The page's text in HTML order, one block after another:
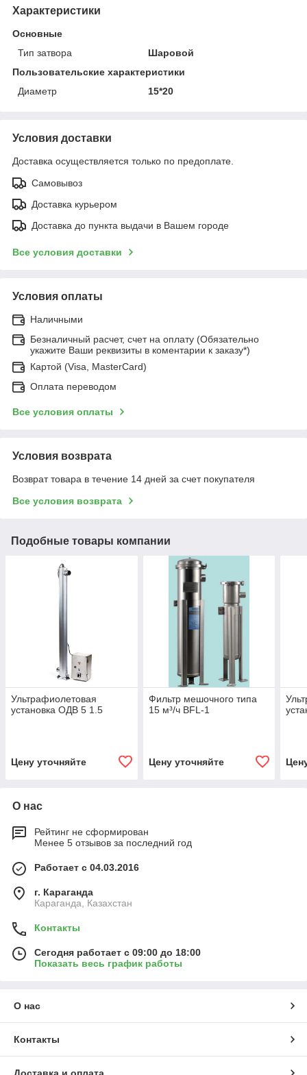
Характеристики
Основные
Тип затвора
Шаровой
Пользовательские характеристики
Диаметр
15*20
Условия доставки
Доставка осуществляется только по предоплате.
Самовывоз
Доставка курьером
Доставка до пункта выдачи в Вашем городе
Все условия доставки
Условия оплаты
Наличными
Безналичный расчет, счет на оплату (Обязательно
укажите Ваши реквизиты в коментарии к заказу*)
Картой (Visa, MasterCard)
Оплата переводом
Все условия оплаты
Условия возврата
Возврат товара в течение 14 дней за счет покупателя
Все условия возврата
Подобные товары компании
Ультрафиолетовая
установка ОДВ 5 1.5
Цену уточняйте
Фильтр мешочного типа
15 м³/ч BFL-1
Цену уточняйте
О нас
Рейтинг не сформирован
Менее 5 отзывов за последний год
Работает с 04.03.2016
г. Караганда
Караганда, Казахстан
Контакты
Сегодня работает с 09:00 до 18:00
Показать весь график работы
О нас
Контакты